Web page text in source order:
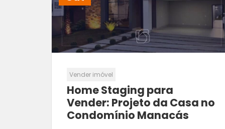
Vender imóvel
Home Staging para
Vender: Projeto da Casa no
Condomínio Manacás